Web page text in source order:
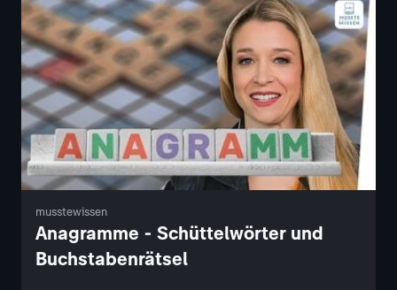
musstewissen
Anagramme - Schüttelwörter und
Buchstabenrätsel